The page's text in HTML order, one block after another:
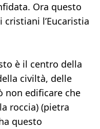
Ora questo
l’Eucaristia
è il centro della
civiltà, delle
non edificare che
roccia) (pietra
questo